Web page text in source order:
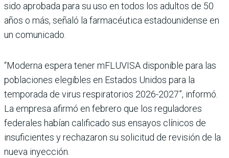
sido aprobada para su uso en todos los adultos de 50
años o más, señaló la farmacéutica estadounidense en
un comunicado.
“Moderna espera tener mFLUVISA disponible para las
poblaciones elegibles en Estados Unidos para la
temporada de virus respiratorios 2026-2027”, informó.
La empresa afirmó en febrero que los reguladores
federales habían calificado sus ensayos clínicos de
insuficientes y rechazaron su solicitud de revisión de la
nueva inyección.